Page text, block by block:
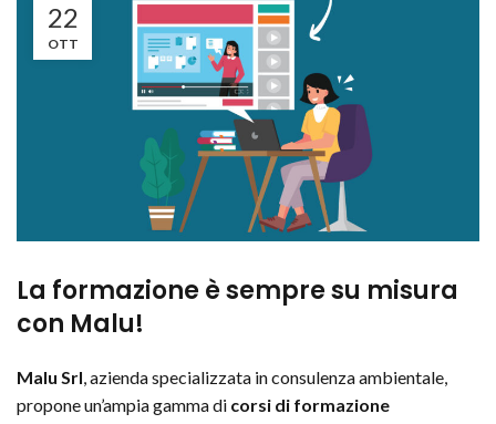
22
OTT
La formazione è sempre su misura
con Malu!
Malu Srl, azienda specializzata in consulenza ambientale,
propone un’ampia gamma di corsi di formazione